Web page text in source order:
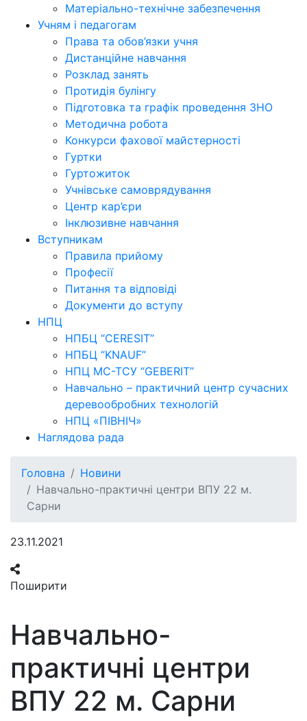
Матеріально-технічне забезпечення
Учням і педагогам
Права та обов’язки учня
Дистанційне навчання
Розклад занять
Протидія булінгу
Підготовка та графік проведення ЗНО
Методична робота
Конкурси фахової майстерності
Гуртки
Гуртожиток
Учнівське самоврядування
Центр кар’єри
Інклюзивне навчання
Вступникам
Правила прийому
Професії
Питання та відповіді
Документи до вступу
НПЦ
НПБЦ “CERESIT”
НПБЦ “KNAUF”
НПЦ МС-ТСУ “GEBERIT”
Навчально – практичний центр сучасних
деревообробних технологій
НПЦ «ПІВНІЧ»
Наглядова рада
Головна
Новини
Навчально-практичні центри ВПУ 22 м.
Сарни
23.11.2021
Поширити
Навчально-
практичні центри
ВПУ 22 м. Сарни